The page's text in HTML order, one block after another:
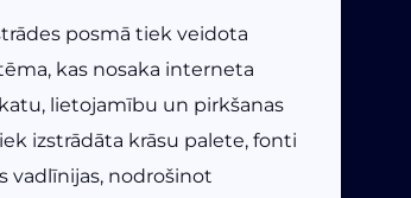
posmā tiek veidota
kas nosaka interneta
lietojamību un pirkšanas
izstrādāta krāsu palete, fonti
vadlīnijas, nodrošinot